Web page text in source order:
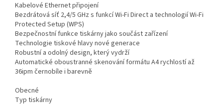
Kabelové Ethernet připojení
Bezdrátová síť 2,4/5 GHz s funkcí Wi-Fi Direct a technologií Wi-Fi
Protected Setup (WPS)
Bezpečnostní funkce tiskárny jako součást zařízení
Technologie tiskové hlavy nové generace
Robustní a odolný design, který vydrží
Automatické oboustranné skenování formátu A4 rychlostí až
36ipm černobíle i barevně
Obecné
Typ tiskárny